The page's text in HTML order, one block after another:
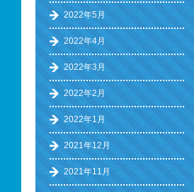
2022年5月
2022年4月
2022年3月
2022年2月
2022年1月
2021年12月
2021年11月